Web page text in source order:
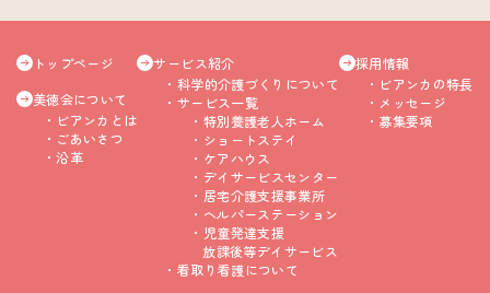
トップページ
美徳会について
ビアンカとは
ごあいさつ
沿革
サービス紹介
科学的介護づくりについて
サービス一覧
特別養護老人ホーム
ショートステイ
ケアハウス
デイサービスセンター
居宅介護支援事業所
ヘルパーステーション
児童発達支援
放課後等デイサービス
看取り看護について
採用情報
ビアンカの特長
メッセージ
募集要項